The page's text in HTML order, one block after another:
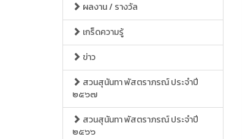
ผลงาน / รางวัล
เกร็ดความรู้
ข่าว
สวนสุนันทา พัสตราภรณ์ ประจำปี
๒๕๖๗
สวนสุนันทา พัสตราภรณ์ ประจำปี
๒๕๖๖